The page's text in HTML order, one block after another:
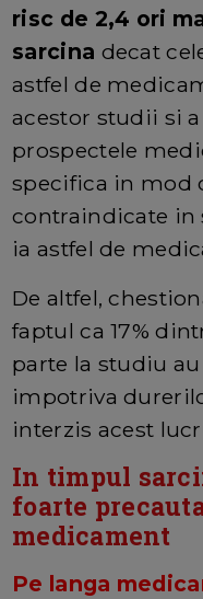
risc de 2,4 ori
sarcina decat
astfel de
acestor studii si
prospectele
specifica in mod
contraindicate in
ia astfel de
De altfel,
faptul ca 17%
parte la studiu
impotriva
interzis acest
In timpul
foarte
medicament
Pe langa